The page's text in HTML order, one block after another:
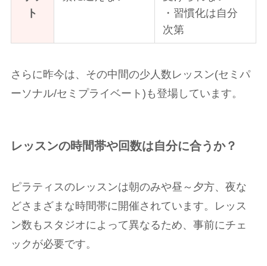
ト
・習慣化は自分
次第
さらに昨今は、その中間の少人数レッスン(セミパ
ーソナル/セミプライベート)も登場しています。
レッスンの時間帯や回数は自分に合うか？
ピラティスのレッスンは朝のみや昼～夕方、夜な
どさまざまな時間帯に開催されています。レッス
ン数もスタジオによって異なるため、事前にチェ
ックが必要です。